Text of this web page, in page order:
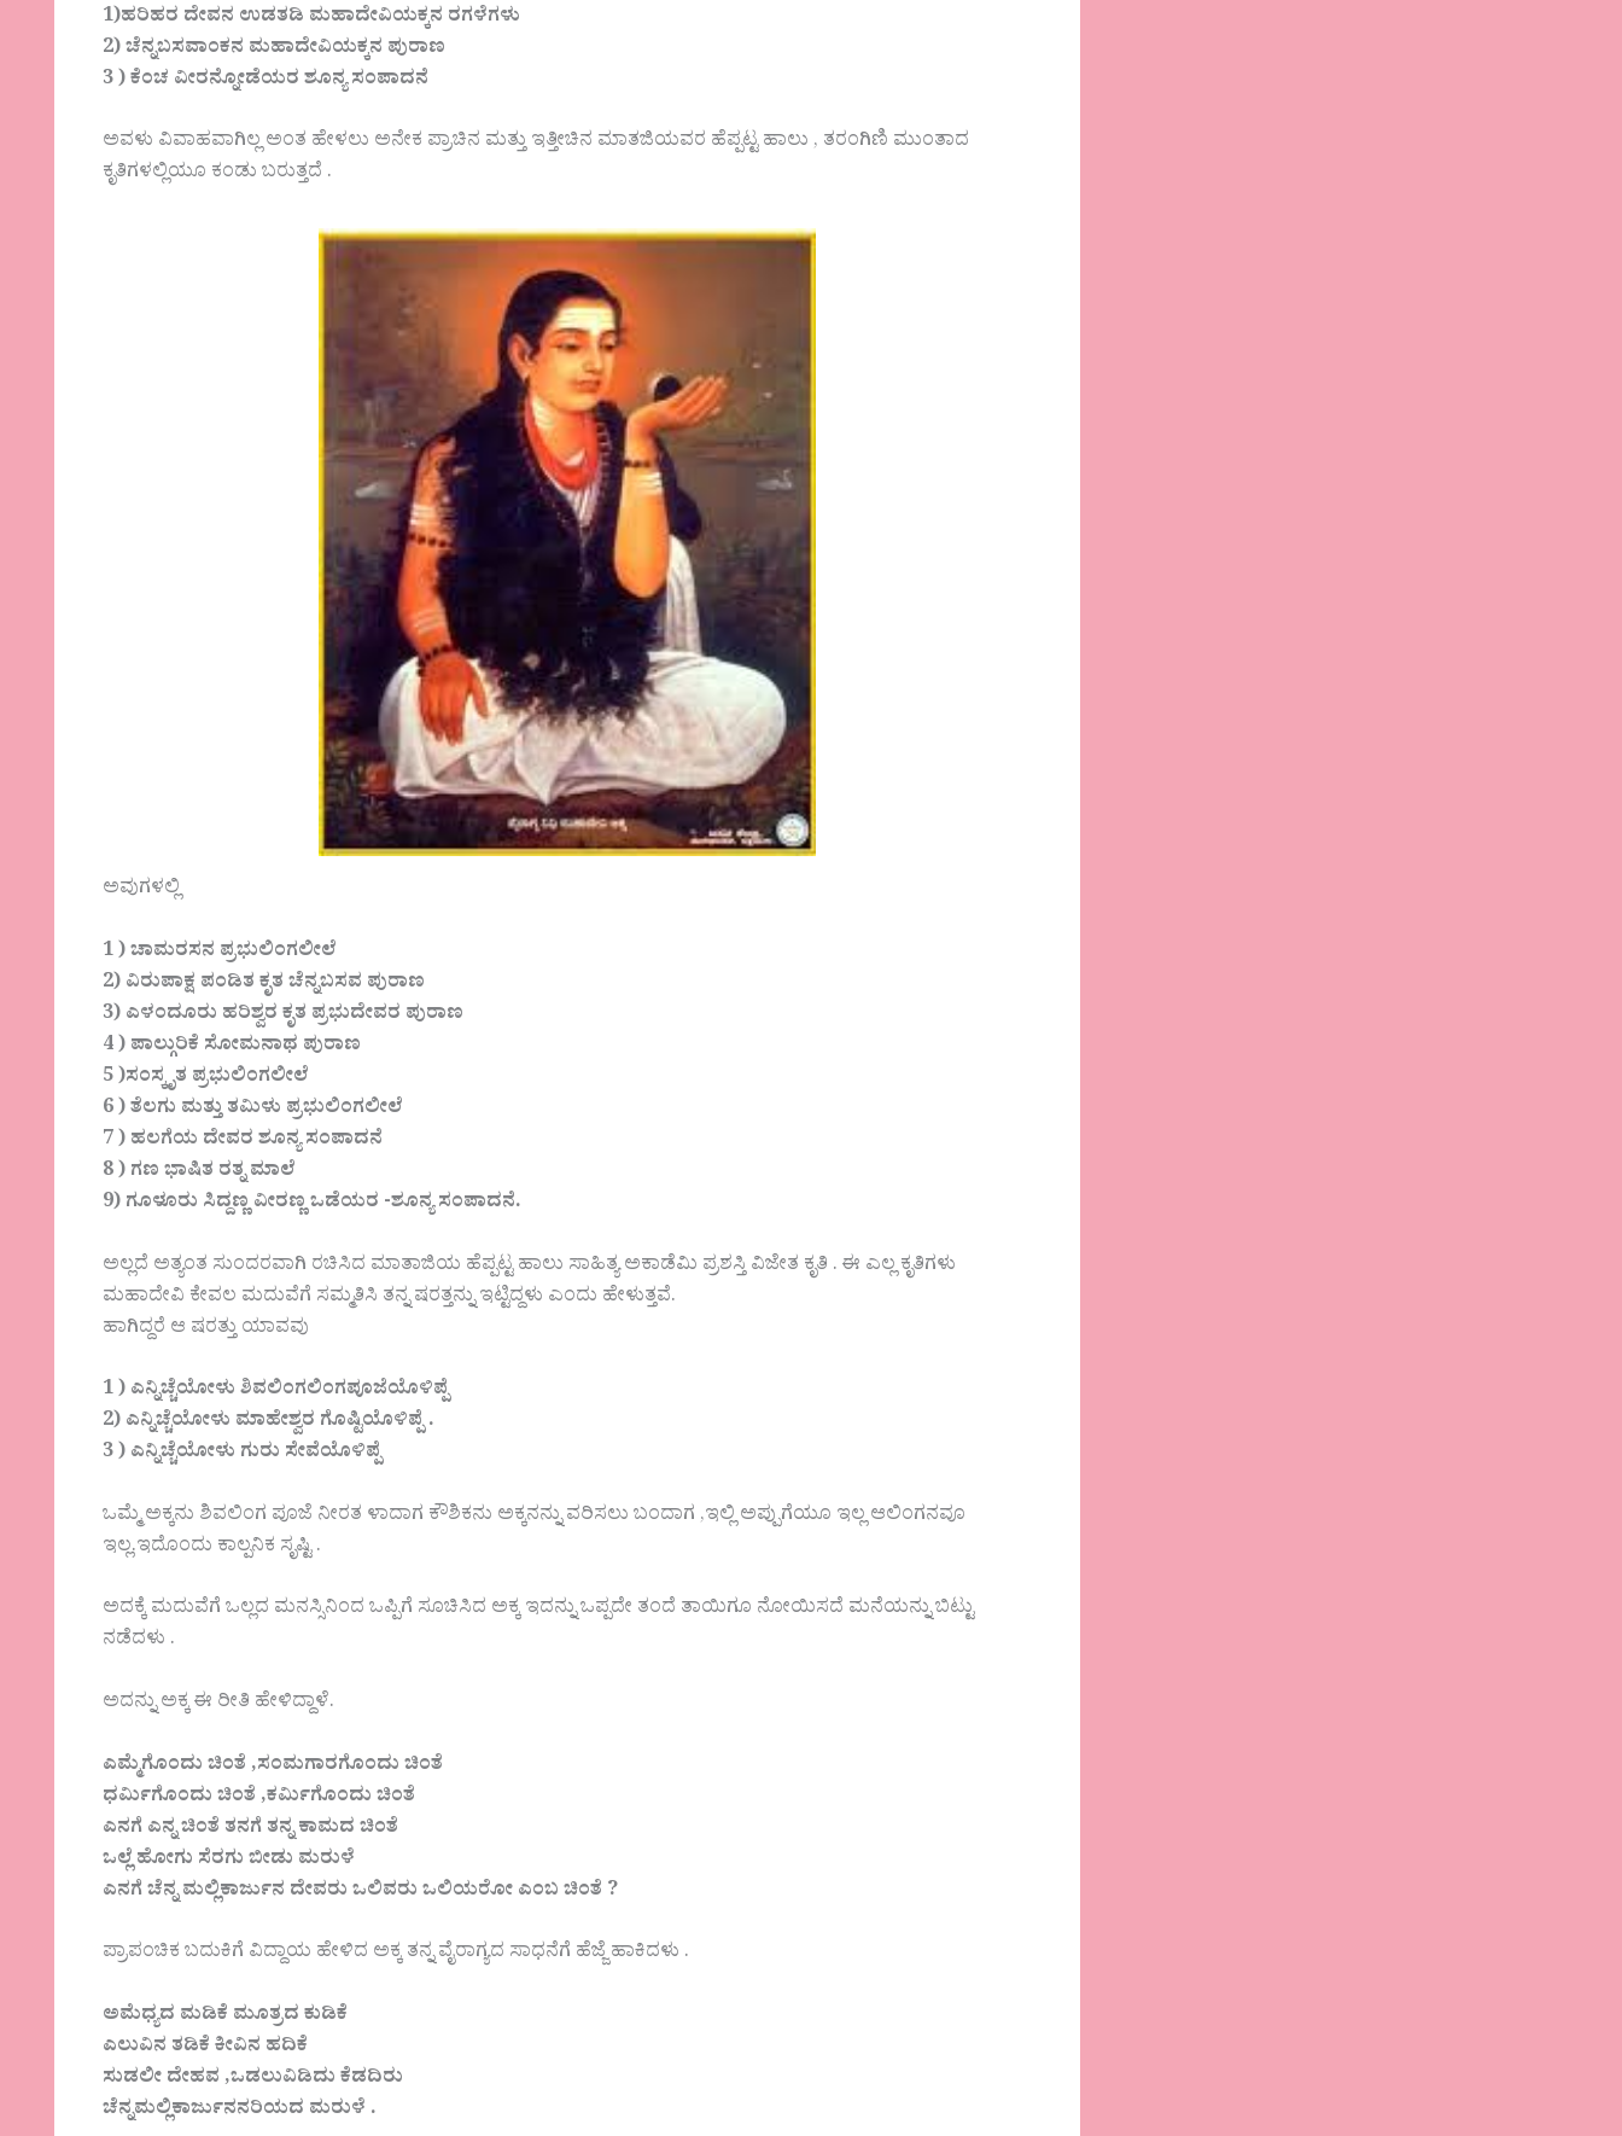
1)ಹರಿಹರ ದೇವನ ಉಡತಡಿ ಮಹಾದೇವಿಯಕ್ಕನ ರಗಳೆಗಳು
2) ಚೆನ್ನಬಸವಾ೦ಕನ ಮಹಾದೇವಿಯಕ್ಕನ ಪುರಾಣ
3 ) ಕೆಂಚ ವೀರನ್ನೋಡೆಯರ ಶೂನ್ಯ ಸಂಪಾದನೆ
ಅವಳು ವಿವಾಹವಾಗಿಲ್ಲ ಅಂತ ಹೇಳಲು ಅನೇಕ ಪ್ರಾಚಿನ ಮತ್ತು ಇತ್ತೀಚಿನ ಮಾತಜಿಯವರ ಹೆಪ್ಪಟ್ಟ ಹಾಲು , ತರಂಗಿಣಿ ಮುಂತಾದ
ಕೃತಿಗಳಲ್ಲಿಯೂ ಕಂಡು ಬರುತ್ತದೆ .
ಅವುಗಳಲ್ಲಿ
1 ) ಚಾಮರಸನ ಪ್ರಭುಲಿಂಗಲೀಲೆ
2) ವಿರುಪಾಕ್ಷ ಪಂಡಿತ ಕೃತ ಚೆನ್ನಬಸವ ಪುರಾಣ
3) ಎಳ೦ದೂರು ಹರಿಶ್ವರ ಕೃತ ಪ್ರಭುದೇವರ ಪುರಾಣ
4 ) ಪಾಲ್ಗುರಿಕೆ ಸೋಮನಾಥ ಪುರಾಣ
5 )ಸಂಸ್ಕೃತ ಪ್ರಭುಲಿಂಗಲೀಲೆ
6 ) ತೆಲಗು ಮತ್ತು ತಮಿಳು ಪ್ರಭುಲಿಂಗಲೀಲೆ
7 ) ಹಲಗೆಯ ದೇವರ ಶೂನ್ಯ ಸಂಪಾದನೆ
8 ) ಗಣ ಭಾಷಿತ ರತ್ನ ಮಾಲೆ
9) ಗೂಳೂರು ಸಿದ್ದಣ್ಣ ವೀರಣ್ಣ ಒಡೆಯರ -ಶೂನ್ಯ ಸಂಪಾದನೆ.
ಅಲ್ಲದೆ ಅತ್ಯಂತ ಸುಂದರವಾಗಿ ರಚಿಸಿದ ಮಾತಾಜಿಯ ಹೆಪ್ಪಟ್ಟ ಹಾಲು ಸಾಹಿತ್ಯ ಅಕಾಡೆಮಿ ಪ್ರಶಸ್ತಿ ವಿಜೇತ ಕೃತಿ . ಈ ಎಲ್ಲ ಕೃತಿಗಳು
ಮಹಾದೇವಿ ಕೇವಲ ಮದುವೆಗೆ ಸಮ್ಮತಿಸಿ ತನ್ನ ಷರತ್ತನ್ನು ಇಟ್ಟಿದ್ದಳು ಎಂದು ಹೇಳುತ್ತವೆ.
ಹಾಗಿದ್ದರೆ ಆ ಷರತ್ತು ಯಾವವು
1 ) ಎನ್ನಿಚ್ಚೆಯೋಳು ಶಿವಲಿಂಗಲಿಂಗಪೂಜೆಯೊಳಿಪ್ಪೆ
2) ಎನ್ನಿಚ್ಚೆಯೋಳು ಮಾಹೇಶ್ವರ ಗೊಷ್ಟಿಯೊಳಿಪ್ಪೆ .
3 ) ಎನ್ನಿಚ್ಚೆಯೋಳು ಗುರು ಸೇವೆಯೊಳಿಪ್ಪೆ
ಒಮ್ಮೆ ಅಕ್ಕನು ಶಿವಲಿಂಗ ಪೂಜೆ ನೀರತ ಳಾದಾಗ ಕೌಶಿಕನು ಅಕ್ಕನನ್ನು ವರಿಸಲು ಬಂದಾಗ ,ಇಲ್ಲಿ ಅಪ್ಪುಗೆಯೂ ಇಲ್ಲ ಆಲಿಂಗನವೂ
ಇಲ್ಲ.ಇದೊಂದು ಕಾಲ್ಪನಿಕ ಸೃಷ್ಟಿ .
ಅದಕ್ಕೆ ಮದುವೆಗೆ ಒಲ್ಲದ ಮನಸ್ಸಿನಿ೦ದ ಒಪ್ಪಿಗೆ ಸೂಚಿಸಿದ ಅಕ್ಕ ಇದನ್ನು ಒಪ್ಪದೇ ತಂದೆ ತಾಯಿಗೂ ನೋಯಿಸದೆ ಮನೆಯನ್ನು ಬಿಟ್ಟು
ನಡೆದಳು .
ಅದನ್ನು ಅಕ್ಕ ಈ ರೀತಿ ಹೇಳಿದ್ದಾಳೆ.
ಎಮ್ಮೆಗೊಂದು ಚಿಂತೆ ,ಸಂಮಗಾರಗೊಂದು ಚಿಂತೆ
ಧರ್ಮಿಗೊಂದು ಚಿಂತೆ ,ಕರ್ಮಿಗೊಂದು ಚಿಂತೆ
ಎನಗೆ ಎನ್ನ ಚಿಂತೆ ತನಗೆ ತನ್ನ ಕಾಮದ ಚಿಂತೆ
ಒಲ್ಲೆ ಹೋಗು ಸೆರಗು ಬೀಡು ಮರುಳೆ
ಎನಗೆ ಚೆನ್ನ ಮಲ್ಲಿಕಾರ್ಜುನ ದೇವರು ಒಲಿವರು ಒಲಿಯರೋ ಎಂಬ ಚಿಂತೆ ?
ಪ್ರಾಪಂಚಿಕ ಬದುಕಿಗೆ ವಿದ್ದಾಯ ಹೇಳಿದ ಅಕ್ಕ ತನ್ನ ವೈರಾಗ್ಯದ ಸಾಧನೆಗೆ ಹೆಜ್ಜೆ ಹಾಕಿದಳು .
ಅಮೆಧ್ಯದ ಮಡಿಕೆ ಮೂತ್ರದ ಕುಡಿಕೆ
ಎಲುವಿನ ತಡಿಕೆ ಕೀವಿನ ಹದಿಕೆ
ಸುಡಲೀ ದೇಹವ ,ಒಡಲುವಿಡಿದು ಕೆಡದಿರು
ಚೆನ್ನಮಲ್ಲಿಕಾರ್ಜುನನರಿಯದ ಮರುಳೆ .